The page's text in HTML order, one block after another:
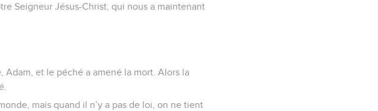
Seigneur Jésus-Christ, qui nous a maintenant
Adam, et le péché a amené la mort. Alors la
mais quand il n’y a pas de loi, on ne tient